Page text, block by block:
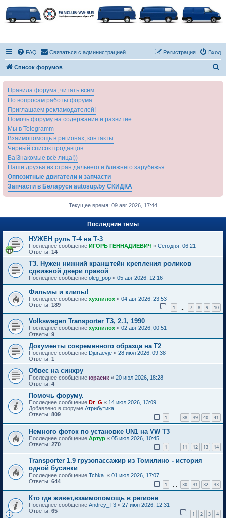
FAQ Связаться с администрацией Вход
Регистрация
Список форумов
Правила форума, читать всем
По вопросам работы форума
Приглашаем рекламодателей!
Помочь форуму на содержание и развитие
Мы в Telegramm
Взаимопомощь в регионах, контакты
Черный список продавцов
Ба!Знакомые всё лица!))
Наши друзья из стран дальнего и ближнего зарубежья
Оппозитные двигатели и запчасти
Запчасти в Беларуси autosup.by СКИДКА
Текущее время: 09 авг 2026, 17:44
Последние темы
НУЖЕН руль Т-4 на Т-3
Последнее сообщение ИГОРЬ ГЕННАДИЕВИЧ « Сегодня, 06:21
Ответы: 14
Т3. Нужен нижний кранштейн крепления роликов
сдвижной двери правой
Последнее сообщение oleg_pop « 05 авг 2026, 12:16
Фильмы и клипы!
Последнее сообщение хухнилох « 04 авг 2026, 23:53
Ответы: 189 1 7 8 9 10
Volkswagen Transporter T3, 2.1, 1990
Последнее сообщение хухнилох « 02 авг 2026, 00:51
Ответы: 9
Документы современного образца на Т2
Последнее сообщение Djuraevje « 28 июл 2026, 09:38
Ответы: 1
Обвес на синхру
Последнее сообщение юрасик « 20 июл 2026, 18:28
Ответы: 4
Помочь форуму.
Последнее сообщение Dr_G « 14 июл 2026, 13:09
Добавлено в форуме Атрибутика
Ответы: 809 1 … 38 39 40 41
Немного фоток по установке UN1 на VW T3
Последнее сообщение Артур « 05 июл 2026, 10:45
Ответы: 270 1 11 12 13 14
Transporter 1.9 грузопассажир из Томилино - история
одной бусинки
Последнее сообщение Tchka. « 01 июл 2026, 17:07
Ответы: 644 1 30 31 32 33
Кто где живет,взаимопомощь в регионе
Последнее сообщение Andrey_T3 « 27 июн 2026, 12:31
Ответы: 65 1 2 3 4